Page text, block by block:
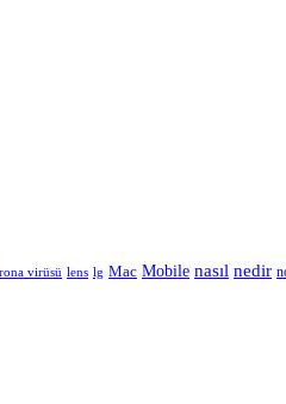
virüsü lens lg Mac Mobile nasıl nedir